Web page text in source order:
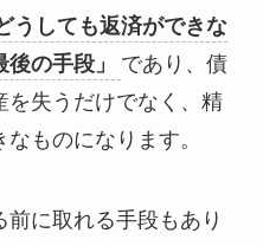
うしても返済ができな
の手段」
であり、債
を失うだけでなく、精
ものになります。
前に取れる手段もあり